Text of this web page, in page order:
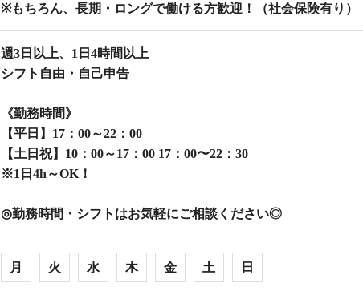
※もちろん、長期・ロングで働ける方歓迎！（社会保険有り）
週3日以上、1日4時間以上
シフト自由・自己申告
《勤務時間》
【平日】17：00～22：00
【土日祝】10：00～17：00 17：00〜22：30
※1日4h～OK！
◎勤務時間・シフトはお気軽にご相談ください◎
月 火 水 木 金 土 日